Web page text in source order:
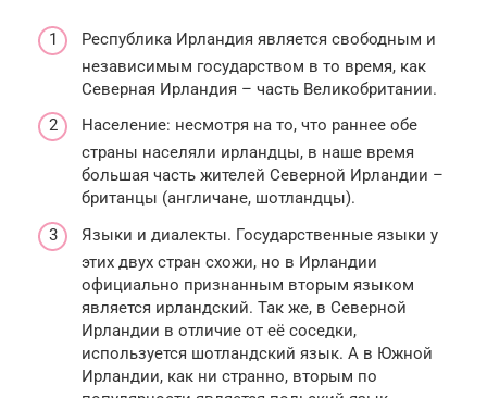
Республика Ирландия является свободным и
независимым государством в то время, как
Северная Ирландия – часть Великобритании.
Население: несмотря на то, что раннее обе
страны населяли ирландцы, в наше время
большая часть жителей Северной Ирландии –
британцы (англичане, шотландцы).
Языки и диалекты. Государственные языки у
этих двух стран схожи, но в Ирландии
официально признанным вторым языком
является ирландский. Так же, в Северной
Ирландии в отличие от её соседки,
используется шотландский язык. А в Южной
Ирландии, как ни странно, вторым по